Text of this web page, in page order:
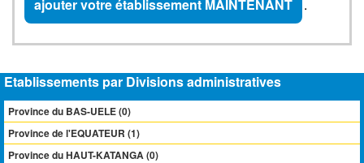
ajouter votre établissement MAINTENANT
.
Etablissements par Divisions administratives
Province du BAS-UELE (0)
Province de l'EQUATEUR (1)
Province du HAUT-KATANGA (0)